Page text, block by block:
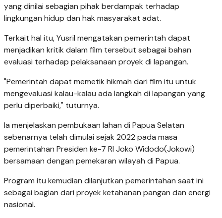
yang dinilai sebagian pihak berdampak terhadap
lingkungan hidup dan hak masyarakat adat.
Terkait hal itu, Yusril mengatakan pemerintah dapat
menjadikan kritik dalam film tersebut sebagai bahan
evaluasi terhadap pelaksanaan proyek di lapangan.
"Pemerintah dapat memetik hikmah dari film itu untuk
mengevaluasi kalau-kalau ada langkah di lapangan yang
perlu diperbaiki," tuturnya.
Ia menjelaskan pembukaan lahan di Papua Selatan
sebenarnya telah dimulai sejak 2022 pada masa
pemerintahan Presiden ke-7 RI Joko Widodo(Jokowi)
bersamaan dengan pemekaran wilayah di Papua.
Program itu kemudian dilanjutkan pemerintahan saat ini
sebagai bagian dari proyek ketahanan pangan dan energi
nasional.